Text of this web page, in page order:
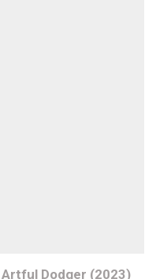
Dodger (2023)